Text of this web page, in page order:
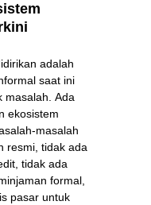
adalah
saat ini
masalah. Ada
ekosistem
masalah
resmi, tidak ada
tidak ada
formal,
pasar untuk